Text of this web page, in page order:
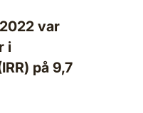
var
i
på 9,7